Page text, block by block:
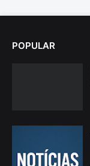
POPULAR